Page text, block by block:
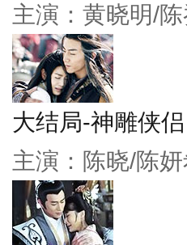
主演：黄晓明/
大结局-神雕侠侣
主演：陈晓/陈